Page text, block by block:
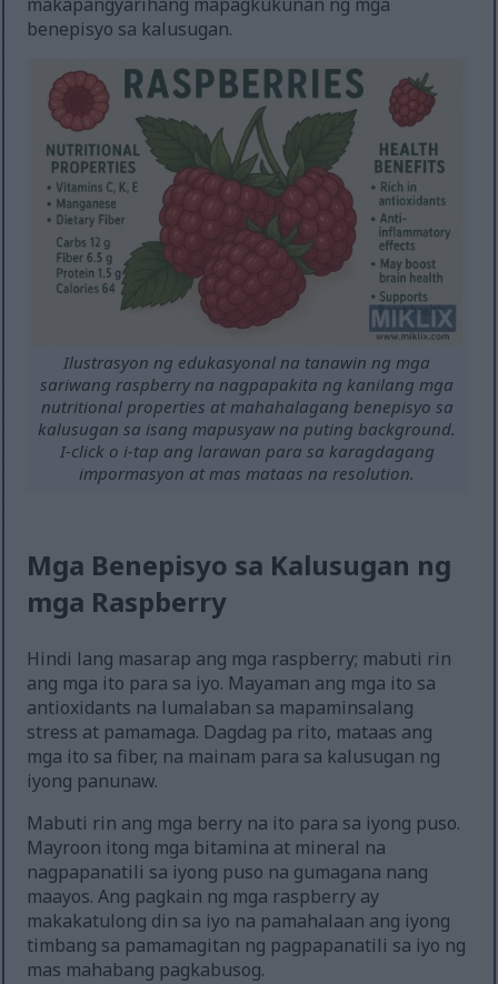
benepisyo sa kalusugan.
Ilustrasyon ng edukasyonal na tanawin ng mga
sariwang raspberry na nagpapakita ng kanilang mga
nutritional properties at mahahalagang benepisyo sa
kalusugan sa isang mapusyaw na puting background.
I-click o i-tap ang larawan para sa karagdagang
impormasyon at mas mataas na resolution.
Mga Benepisyo sa Kalusugan ng
mga Raspberry
Hindi lang masarap ang mga raspberry; mabuti rin
ang mga ito para sa iyo. Mayaman ang mga ito sa
antioxidants na lumalaban sa mapaminsalang
stress at pamamaga. Dagdag pa rito, mataas ang
mga ito sa fiber, na mainam para sa kalusugan ng
iyong panunaw.
Mabuti rin ang mga berry na ito para sa iyong puso.
Mayroon itong mga bitamina at mineral na
nagpapanatili sa iyong puso na gumagana nang
maayos. Ang pagkain ng mga raspberry ay
makakatulong din sa iyo na pamahalaan ang iyong
timbang sa pamamagitan ng pagpapanatili sa iyo ng
mas mahabang pagkabusog.